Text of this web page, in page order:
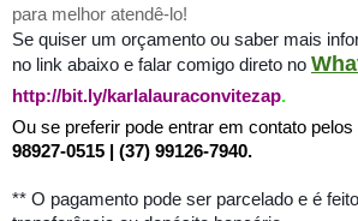
para melhor atendê-lo!
Se quiser um orçamento ou saber mais
no link abaixo e falar comigo direto no
http://bit.ly/karlalauraconvitezap.
Ou se preferir pode entrar em contato pelos
98927-0515 | (37) 99126-7940.
** O pagamento pode ser parcelado e é